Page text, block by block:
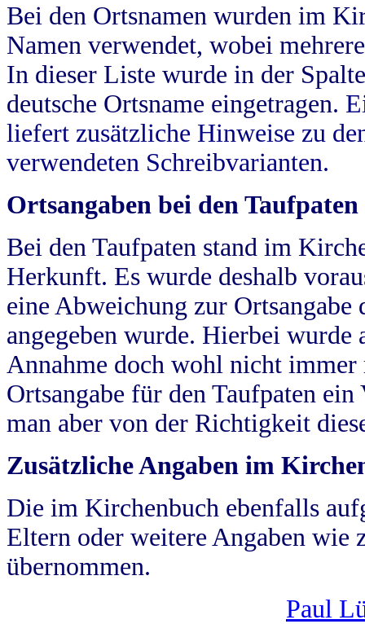
Bei den Ortsnamen wurden im
Namen verwendet, wobei
In dieser Liste wurde in der
deutsche Ortsname eingetragen.
liefert zusätzliche Hinweise zu
verwendeten Schreibvarianten.
Ortsangaben bei den Taufpaten
Bei den Taufpaten stand im
Herkunft. Es wurde deshalb
eine Abweichung zur
angegeben wurde. Hierbei wurde
Annahme doch wohl nicht
Ortsangabe für den Taufpaten
man aber von der Richtigkeit
Zusätzliche Angaben im
Die im Kirchenbuch ebenfalls
Eltern oder weitere Angaben wie
übernommen.
Paul